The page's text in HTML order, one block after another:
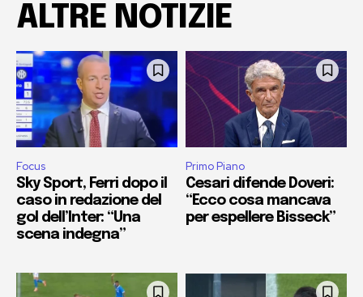
ALTRE NOTIZIE
Focus
Sky Sport, Ferri dopo il
caso in redazione del
gol dell’Inter: “Una
scena indegna”
Primo Piano
Cesari difende Doveri:
“Ecco cosa mancava
per espellere Bisseck”